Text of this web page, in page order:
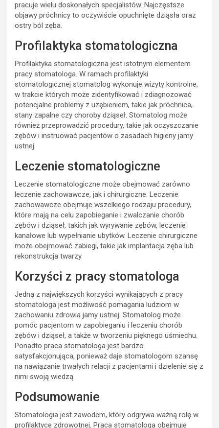
pracuje wielu doskonałych specjalistów. Najczęstsze
objawy próchnicy to oczywiście opuchnięte dziąsła oraz
ostry ból zęba.
Profilaktyka stomatologiczna
Profilaktyka stomatologiczna jest istotnym elementem
pracy stomatologa. W ramach profilaktyki
stomatologicznej stomatolog wykonuje wizyty kontrolne,
w trakcie których może zidentyfikować i zdiagnozować
potencjalne problemy z uzębieniem, takie jak próchnica,
stany zapalne czy choroby dziąseł. Stomatolog może
również przeprowadzić procedury, takie jak oczyszczanie
zębów i instruować pacjentów o zasadach higieny jamy
ustnej.
Leczenie stomatologiczne
Leczenie stomatologiczne może obejmować zarówno
leczenie zachowawcze, jak i chirurgiczne. Leczenie
zachowawcze obejmuje wszelkiego rodzaju procedury,
które mają na celu zapobieganie i zwalczanie chorób
zębów i dziąseł, takich jak wyrywanie zębów, leczenie
kanałowe lub wypełnianie ubytków. Leczenie chirurgiczne
może obejmować zabiegi, takie jak implantacja zęba lub
rekonstrukcja twarzy.
Korzyści z pracy stomatologa
Jedną z największych korzyści wynikających z pracy
stomatologa jest możliwość pomagania ludziom w
zachowaniu zdrowia jamy ustnej. Stomatolog może
pomóc pacjentom w zapobieganiu i leczeniu chorób
zębów i dziąseł, a także w tworzeniu pięknego uśmiechu.
Ponadto praca stomatologa jest bardzo
satysfakcjonująca, ponieważ daje stomatologom szansę
na nawiązanie trwałych relacji z pacjentami i dzielenie się z
nimi swoją wiedzą.
Podsumowanie
Stomatologia jest zawodem, który odgrywa ważną rolę w
profilaktyce zdrowotnej. Praca stomatologa obejmuje